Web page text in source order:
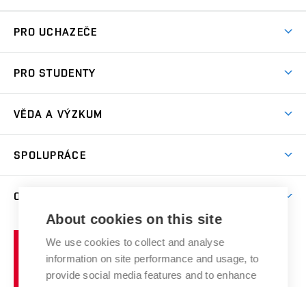
PRO UCHAZEČE
Jak se dostat na FCH
Den otevřených dveří
E-přihláška
PRO STUDENTY
Studijní programy
Pro prváky
Knihovna
Studium a stáže v zahraničí
Pracovní nabídky
Den chemie
VĚDA A VÝZKUM
Výzkumné skupiny
Výsledky VaV
Projekty
Úspěchy a ocenění
SPOLUPRÁCE
Fórum Chemistry and Life
Střední školy a FCH
Popularizace vědy
O FAKULTĚ
Organizační struktura
Historie fakulty
Kalendář akcí
Vysoké
učení
technické
About cookies on this site
We use cookies to collect and analyse
information on site performance and usage, to
provide social media features and to enhance